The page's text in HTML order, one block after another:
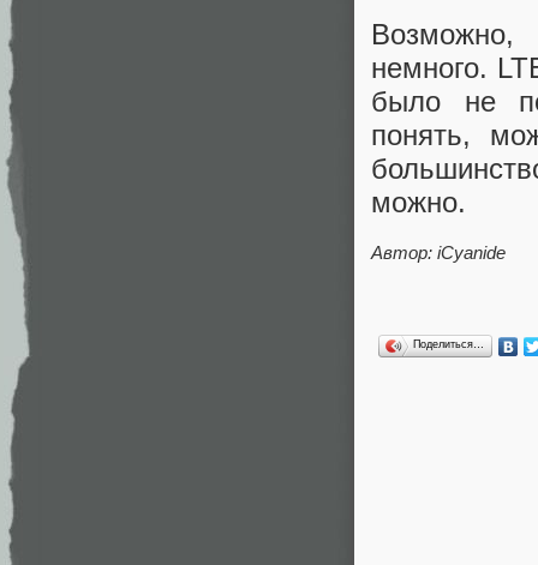
Возможно,
немного.
было не
понять,
можно.
Автор: iCyanide
Поделиться…